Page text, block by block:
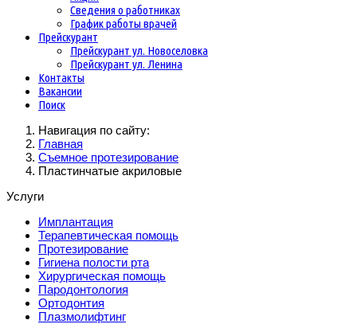
Сведения о работниках
График работы врачей
Прейскурант
Прейскурант ул. Новоселовка
Прейскурант ул. Ленина
Контакты
Вакансии
Поиск
Навигация по сайту:
Главная
Съемное протезирование
Пластинчатые акриловые
Услуги
Имплантация
Терапевтическая помощь
Протезирование
Гигиена полости рта
Хирургическая помощь
Пародонтология
Ортодонтия
Плазмолифтинг